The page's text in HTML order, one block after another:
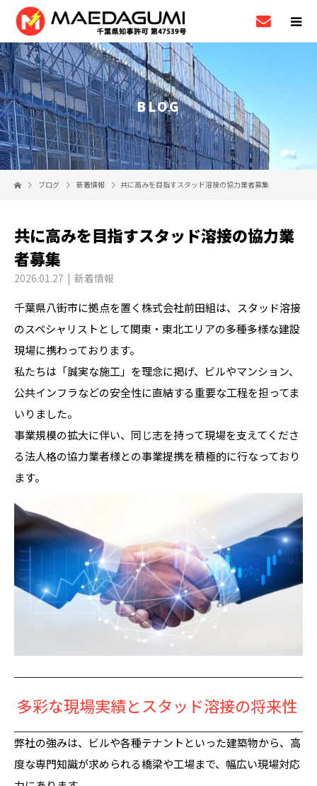
BLOG
ブログ 新着情報 共に高みを目指すスタッド溶接の協力業者募集
共に高みを目指すスタッド溶接の協力業
者募集
2026.01.27 新着情報
千葉県八街市に拠点を置く株式会社前田組は、スタッド溶接
のスペシャリストとして関東・東北エリアの多種多様な建設
現場に携わっております。
私たちは「誠実な施工」を理念に掲げ、ビルやマンション、
公共インフラなどの安全性に直結する重要な工程を担ってま
いりました。
事業規模の拡大に伴い、同じ志を持って現場を支えてくださ
る法人格の協力業者様との事業提携を積極的に行なっており
ます。
多彩な現場実績とスタッド溶接の将来性
弊社の強みは、ビルや各種テナントといった建築物から、高
度な専門知識が求められる橋梁や工場まで、幅広い現場対応